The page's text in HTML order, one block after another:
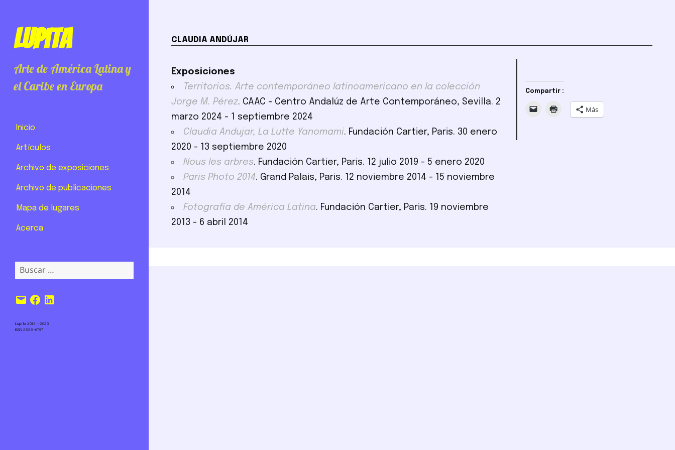
Lupita
Arte de América Latina y
el Caribe en Europa
Inicio
Artículos
Archivo de exposiciones
Archivo de publicaciones
Mapa de lugares
Acerca
Buscar:
Correo
electrónico
Facebook
LinkedIn
Lupita 2014 – 2023
ISSN 2555-6797
CLAUDIA ANDÚJAR
Exposiciones
Territorios. Arte contemporáneo latinoamericano en la colección
Jorge M. Pérez. CAAC - Centro Andalúz de Arte Contemporáneo, Sevilla. 2
marzo 2024 - 1 septiembre 2024
Claudia Andujar, La Lutte Yanomami. Fundación Cartier, Paris. 30 enero
2020 - 13 septiembre 2020
Nous les arbres. Fundación Cartier, Paris. 12 julio 2019 - 5 enero 2020
Paris Photo 2014. Grand Palais, Paris. 12 noviembre 2014 - 15 noviembre
2014
Fotografía de América Latina. Fundación Cartier, Paris. 19 noviembre
2013 - 6 abril 2014
Compartir :
Más